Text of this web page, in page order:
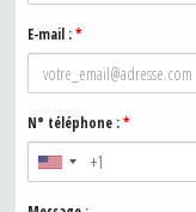
E-mail :*
N° téléphone :*